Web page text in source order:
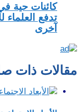
كائنات حية
تدفع العلماء
آخرى
مقالات ذات